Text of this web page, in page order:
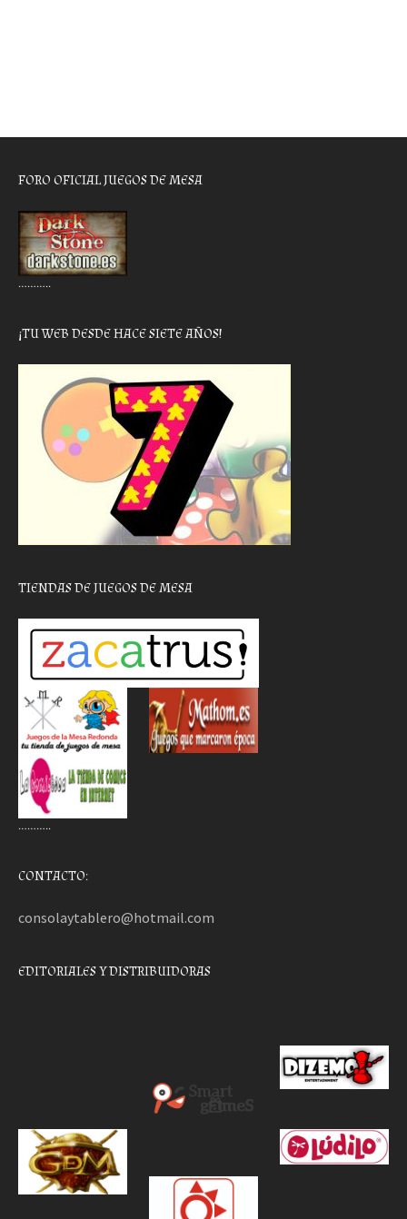
FORO OFICIAL JUEGOS DE MESA
………..
¡TU WEB DESDE HACE SIETE AÑOS!
TIENDAS DE JUEGOS DE MESA
………..
CONTACTO:
consolaytablero@hotmail.com
EDITORIALES Y DISTRIBUIDORAS